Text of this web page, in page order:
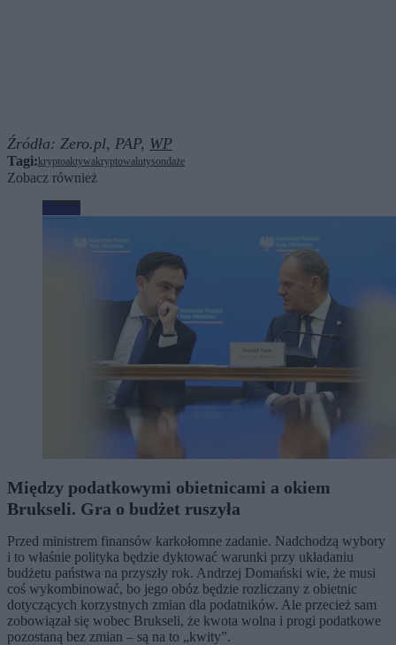
Źródła: Zero.pl, PAP, WP
Tagi: kryptoaktywakryptowalutysondaże
Zobacz również
Biznes
Między podatkowymi obietnicami a okiem
Brukseli. Gra o budżet ruszyła
Przed ministrem finansów karkołomne zadanie. Nadchodzą wybory
i to właśnie polityka będzie dyktować warunki przy układaniu
budżetu państwa na przyszły rok. Andrzej Domański wie, że musi
coś wykombinować, bo jego obóz będzie rozliczany z obietnic
dotyczących korzystnych zmian dla podatników. Ale przecież sam
zobowiązał się wobec Brukseli, że kwota wolna i progi podatkowe
pozostaną bez zmian – są na to „kwity”.